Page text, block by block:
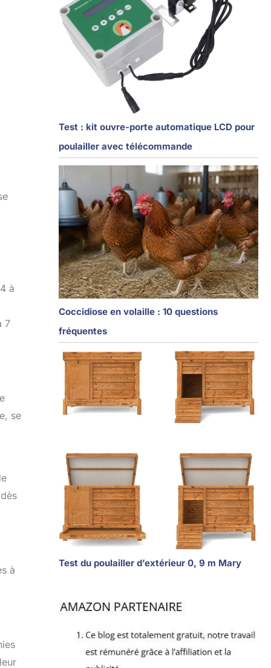
à
7
se
à
Test : kit ouvre-porte automatique LCD pour
poulailler avec télécommande
Coccidiose en volaille : 10 questions
fréquentes
Test du poulailler d’extérieur 0, 9 m Mary